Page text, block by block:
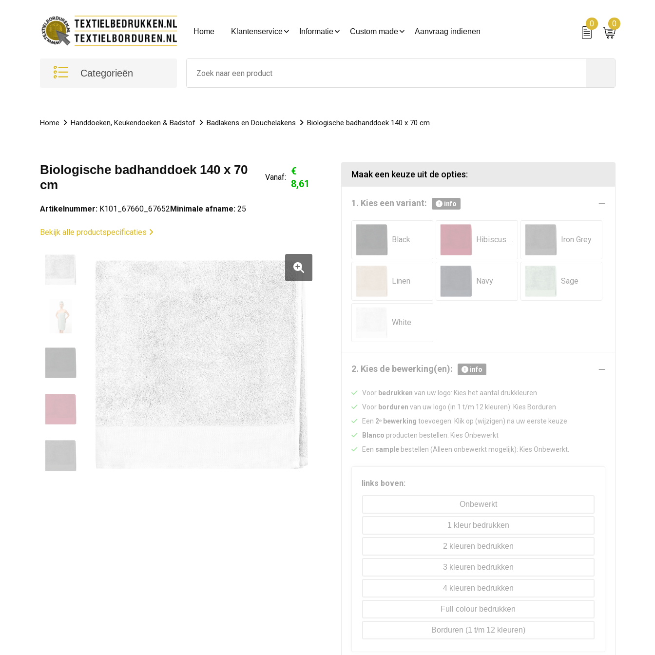
Home Klantenservice Informatie Custom made Aanvraag indienen
0
0
Categorieën
Home Handdoeken, Keukendoeken & Badstof Badlakens en Douchelakens Biologische badhanddoek 140 x 70 cm
Biologische badhanddoek 140 x 70
cm
Vanaf:
€
8,61
Artikelnummer: K101_67660_67652Minimale afname:25
Bekijk alle productspecificaties
Maak een keuze uit de opties:
1. Kies een variant: info
Black Hibiscus Red Iron Grey
Linen Navy Sage
White
2. Kies de bewerking(en): info
Voor bedrukken van uw logo: Kies het aantal drukkleuren
Voor borduren van uw logo (in 1 t/m 12 kleuren): Kies Borduren
Een 2ᵉ bewerking toevoegen: Klik op (wijzigen) na uw eerste keuze
Blanco producten bestellen: Kies Onbewerkt
Een samplebestellen (Alleen onbewerkt mogelijk): Kies Onbewerkt.
links boven:
Onbewerkt
1
2
3
4
Borduren
Full colour